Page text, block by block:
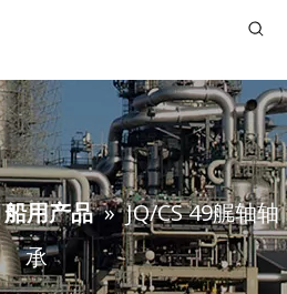
船用产品 »JQ/CS 49艉轴轴
承